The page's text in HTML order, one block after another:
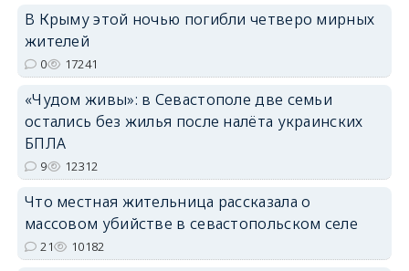
В Крыму этой ночью погибли четверо мирных
жителей
0 17241
«Чудом живы»: в Севастополе две семьи
остались без жилья после налёта украинских
БПЛА
9 12312
Что местная жительница рассказала о
массовом убийстве в севастопольском селе
21 10182